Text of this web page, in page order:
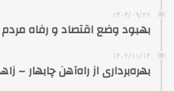
۱۴۰۳/۰۹/۲۶
بهبود وضع اقتصاد و رفاه
۱۴۰۲/۱۱/۱۴
بهره‌برداری از راه‌آهن چابهار –